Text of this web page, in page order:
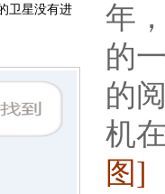
卫星没有进
年
的
的
机
图]